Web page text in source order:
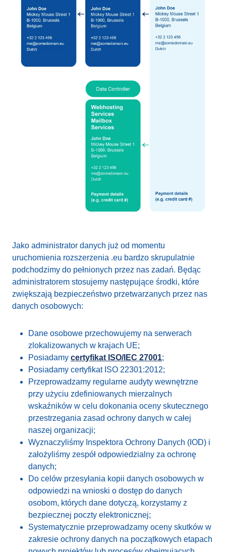
Jako administrator danych już od momentu
uruchomienia rozszerzenia .eu bardzo skrupulatnie
podchodzimy do pełnionych przez nas zadań. Będąc
administratorem stosujemy następujące środki, które
zwiększają bezpieczeństwo przetwarzanych przez nas
danych osobowych:
Dane osobowe przechowujemy na serwerach
zlokalizowanych w krajach UE;
Posiadamy certyfikat ISO/IEC 27001;
Posiadamy certyfikat ISO 22301:2012;
Przeprowadzamy regularne audyty wewnętrzne
przy użyciu zdefiniowanych mierzalnych
wskaźników w celu dokonania oceny skutecznego
przestrzegania zasad ochrony danych w całej
naszej organizacji;
Wyznaczyliśmy Inspektora Ochrony Danych (IOD) i
założyliśmy zespół odpowiedzialny za ochronę
danych;
Do celów przesyłania kopii danych osobowych w
odpowiedzi na wnioski o dostęp do danych
osobom, których dane dotyczą, korzystamy z
bezpiecznej poczty elektronicznej;
Systematycznie przeprowadzamy oceny skutków w
zakresie ochrony danych na początkowych etapach